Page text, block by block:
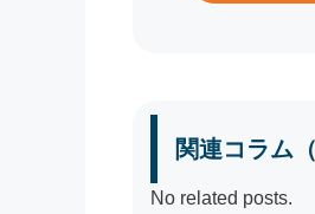
関連コラム
No related posts.